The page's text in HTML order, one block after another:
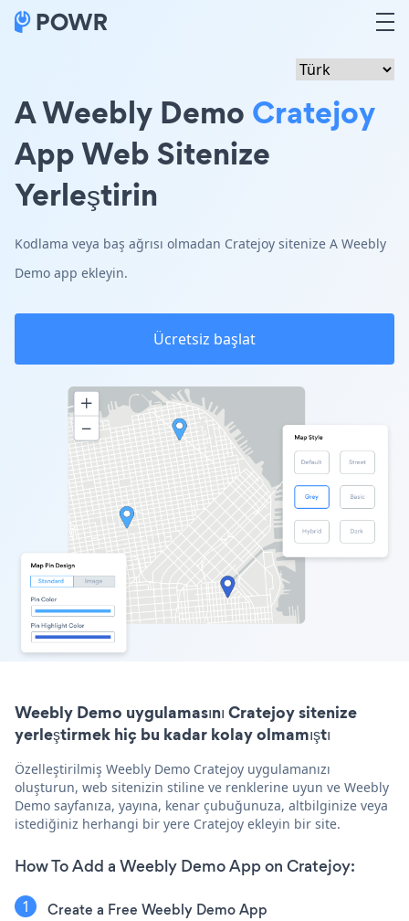
A Weebly Demo Cratejoy
App Web Sitenize
Yerleştirin
Kodlama veya baş ağrısı olmadan Cratejoy sitenize A Weebly
Demo app ekleyin.
Ücretsiz başlat
Weebly Demo uygulamasını Cratejoy sitenize
yerleştirmek hiç bu kadar kolay olmamıştı
Özelleştirilmiş Weebly Demo Cratejoy uygulamanızı
oluşturun, web sitenizin stiline ve renklerine uyun ve Weebly
Demo sayfanıza, yayına, kenar çubuğunuza, altbilginize veya
istediğiniz herhangi bir yere Cratejoy ekleyin bir site.
How To Add a Weebly Demo App on Cratejoy:
Create a Free Weebly Demo App